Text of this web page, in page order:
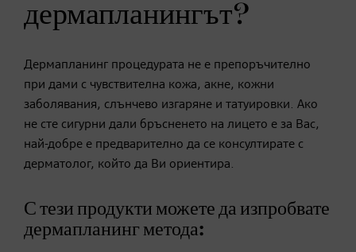
дермапланингът?
Дермапланинг процедурата не е препоръчително
при дами с чувствителна кожа, акне, кожни
заболявания, слънчево изгаряне и татуировки. Ако
не сте сигурни дали бръсненето на лицето е за Вас,
най-добре е предварително да се консултирате с
дерматолог, който да Ви ориентира.
С тези продукти можете да изпробвате
дермапланинг метода: